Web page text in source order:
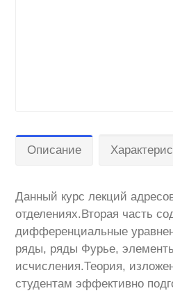
Описание
Данный курс лекций
отделениях.Вторая часть
дифференциальные
ряды, ряды Фурье,
исчисления.Теория,
студентам эффективно